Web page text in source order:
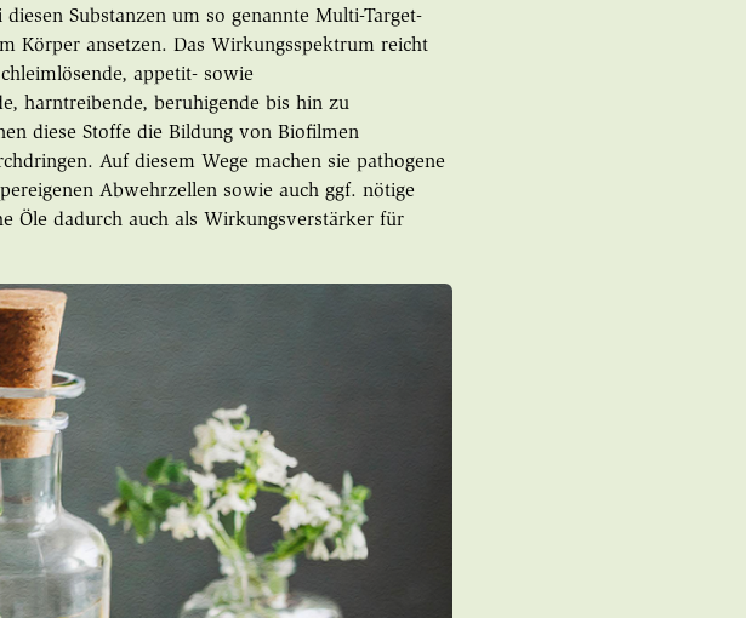
Substanzen um so genannte Multi-Target-
Körper ansetzen. Das Wirkungsspektrum reicht
appetit- sowie
harntreibende, beruhigende bis hin zu
diese Stoffe die Bildung von Biofilmen
Auf diesem Wege machen sie pathogene
Abwehrzellen sowie auch ggf. nötige
Öle dadurch auch als Wirkungsverstärker für